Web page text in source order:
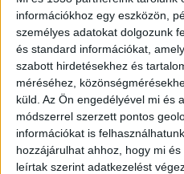
információkhoz egy eszközön,
személyes adatokat dolgozunk
és standard információkat,
szabott hirdetésekhez és
méréséhez,
küld. Az Ön engedélyével mi és
módszerrel szerzett pontos
információkat is
hozzájárulhat ahhoz, hogy mi
leírtak szerint adatkezelést
az ügyben
2026.05.15. 15:32
Egyre nagyobb a politikai
előrehozott